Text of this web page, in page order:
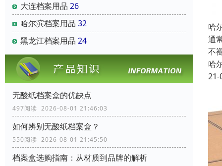
大连档案用品 26
哈尔滨档案用品 32
黑龙江档案用品 24
无酸纸档案盒的优缺点
497阅读 2026-08-01 21:46:03
如何辨别无酸纸档案盒？
550阅读 2026-08-01 21:45:50
档案盒选购指南：从材质到品牌的解析
哈
通
不
哈
21-